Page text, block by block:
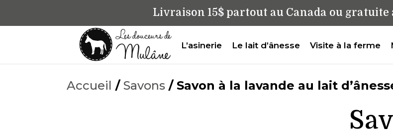
Livraison 15$ partout au Canada ou gratuite
L’asinerie Le lait d’ânesse Visite à la ferme
Accueil /Savons / Savon à la lavande au lait